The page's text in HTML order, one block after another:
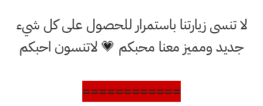
لا تنسى زيارتنا باستمرار للحصول على كل شيء
جديد ومميز معنا محبكم 💗 لاتنسون احبكم
============